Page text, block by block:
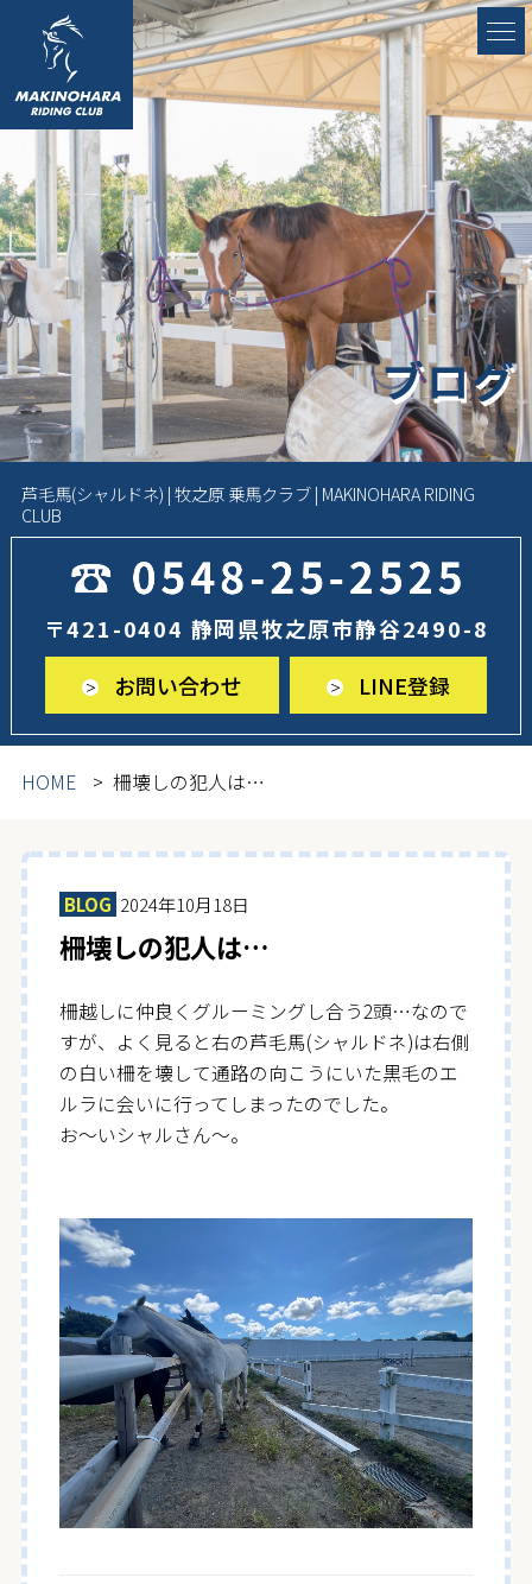
ブログ
芦毛馬(シャルドネ) | 牧之原 乗馬クラブ | MAKINOHARA RIDING
CLUB
〒421-0404 静岡県牧之原市静谷2490-8
お問い合わせ
LINE登録
HOME 柵壊しの犯人は…
BLOG 2024年10月18日
柵壊しの犯人は…
柵越しに仲良くグルーミングし合う2頭…なので
すが、よく見ると右の芦毛馬(シャルドネ)は右側
の白い柵を壊して通路の向こうにいた黒毛のエ
ルラに会いに行ってしまったのでした。
お〜いシャルさん〜。